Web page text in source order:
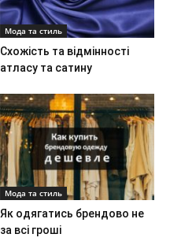
Мода та стиль
Схожість та відмінності
атласу та сатину
Мода та стиль
Як одягатись брендово не
за всі гроші